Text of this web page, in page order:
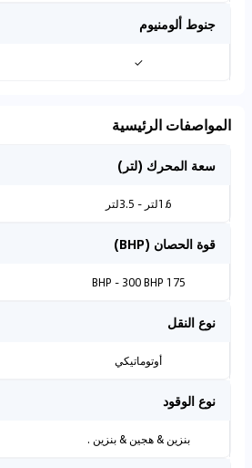
جنوط ألومنيوم
✓
المواصفات الرئيسية
سعة المحرك (لتر)
1.6لتر - 3.5لتر
قوة الحصان (BHP)
175 BHP - 300 BHP
نوع النقل
أوتوماتيكي
نوع الوقود
بنزين & هجين & بنزين .